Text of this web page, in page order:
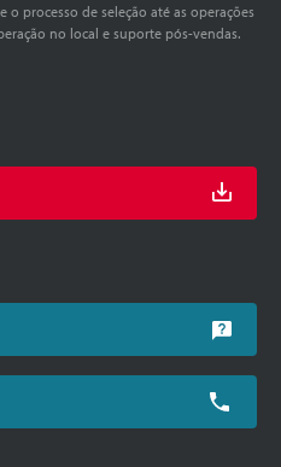
o processo de seleção até as operações
no local e suporte pós-vendas.